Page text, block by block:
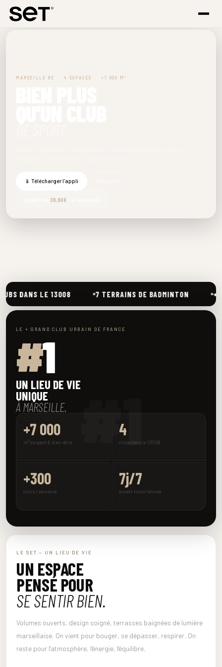
MARSEILLE 8E · 4 ESPACES · +7 000 M²
📱 Télécharger l'appli
39,90€
LE 13008 7 TERRAINS DE BADMINTON +300
#1
LE + GRAND CLUB URBAIN DE FRANCE
#1
UN LIEU DE VIE
UNIQUE
À MARSEILLE.
+7 000
m² de sport & bien-être
4
clubs dans le 13008
+300
cours / semaine
7j/7
ouvert toute l'année
LE SET — UN LIEU DE VIE
UN ESPACE
PENSÉ POUR
SE SENTIR BIEN.
Volumes ouverts, design soigné, terrasses baignées de lumière
marseillaise. On vient pour bouger, se dépasser, respirer. On
reste pour l'atmosphère, l'énergie, l'équilibre.